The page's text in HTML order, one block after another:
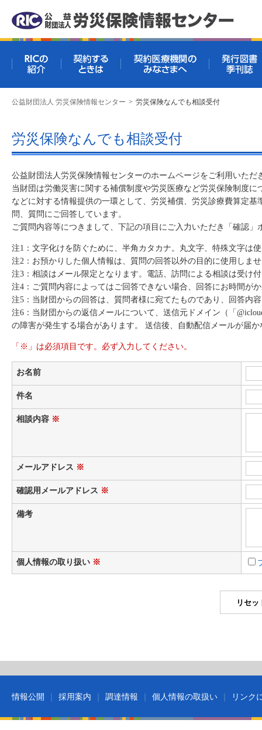
公益財団法人 労災保険情報センター > 労災保険なんでも相談受付
労災保険なんでも相談受付
公益財団法人労災保険情報センターのホームページをご利用いただ
当財団は労働災害に関する補償制度や労災医療など労災保険制度
などに対する情報提供の一環として、労災補償、労災診療費算定
問、質問にご回答しています。
ご質問内容等につきまして、下記の項目にご入力いただき「確認」
注1：文字化けを防ぐために、半角カタカナ。丸文字、特殊文字は
注2：お預かりした個人情報は、質問の回答以外の目的に使用しま
注3：相談はメール限定となります。電話、訪問による相談は受け
注4：ご質問内容によってはご回答できない場合、回答にお時間が
注5：当財団からの回答は、質問者様に宛てたものであり、回答内
注6：当財団からの返信メールについて、送信元ドメイン（「
の障害が発生する場合があります。 送信後、自動配信メールが届
「※」は必須項目です。必ず入力してください。
お名前
件名
相談内容 ※
メールアドレス ※
確認用メールアドレス ※
備考
個人情報の取り扱い ※
情報公開 採用案内 調達情報 個人情報の取扱い リンク